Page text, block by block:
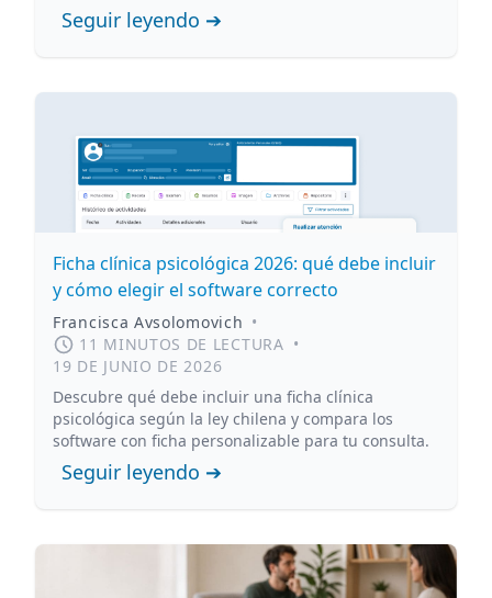
Seguir leyendo ➔
Ficha clínica psicológica 2026: qué debe incluir
y cómo elegir el software correcto
Francisca Avsolomovich •
11 MINUTOS DE LECTURA •
19 DE JUNIO DE 2026
Descubre qué debe incluir una ficha clínica
psicológica según la ley chilena y compara los
software con ficha personalizable para tu consulta.
Seguir leyendo ➔